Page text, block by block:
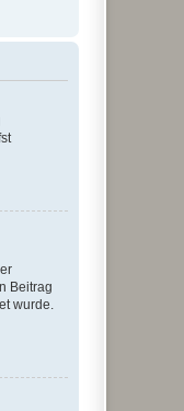
Beitrag
wurde.